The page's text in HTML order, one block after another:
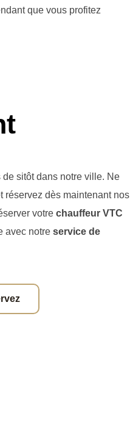
que vous profitez
sitôt dans notre ville. Ne
réservez dès maintenant nos
votre chauffeur VTC
avec notre service de